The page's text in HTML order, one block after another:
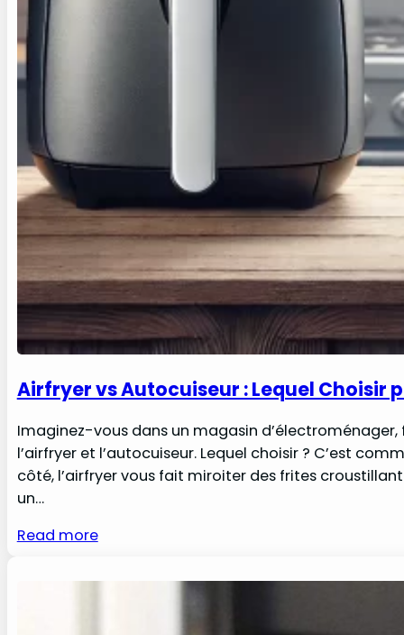
Airfryer vs Autocuiseur : Lequel Choisir
Imaginez-vous dans un magasin
l’airfryer et l’autocuiseur. Lequel choisir ? C’est
côté, l’airfryer vous fait miroiter des frites
un…
Read more